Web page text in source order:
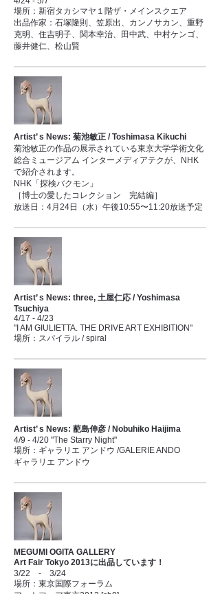
場所：新宿タカシマヤ１階ザ・メインスクエア
出品作家：石塚隆則、笠原出、カンノサカン、重野
克明、住吉明子、関本幸治、田中武、中村ケンゴ、
藤井健仁、松山賢
Artist’ s News: 菊池敏正 / Toshimasa Kikuchi
菊池敏正の作品の展示されている東京大学学術文化
総合ミュージアム インターメディアテクが、NHK
で紹介されます。
NHK「探検バクモン」
［博士の愛したコレクション 完結編］
放送日：4月24日（水）午後10:55〜11:20放送予定
Artist’ s News: three, 土屋仁応 / Yoshimasa
Tsuchiya
4/17 - 4/23
"I AM GIULIETTA. THE DRIVE ART EXHIBITION"
場所：スパイラル / spiral
Artist’ s News: 蓜島伸彦 / Nobuhiko Haijima
4/9 - 4/20 "The Starry Night"
場所：ギャラリエ アンドウ /GALERIE ANDO
ギャラリエ アンドウ
MEGUMI OGITA GALLERY
Art Fair Tokyo 2013に出品しています！
3/22 - 3/24
場所：東京国際フォーラム